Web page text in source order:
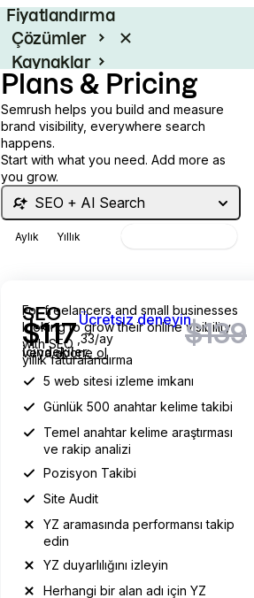
Fiyatlandırma
Çözümler
Kaynaklar
Kurumsal
Plans & Pricing
Semrush helps you build and measure
brand visibility, everywhere search
happens.
Start with what you need. Add more as
you grow.
SEO + AI Search
Aylık Yıllık
SEO
For freelancers and small businesses
looking to grow their online visibility
with SEO
$117 ,33/ay
yıllık faturalandırma
$139
Ücretsiz deneyin
veyaabone ol
İçindekiler:
5 web sitesi izleme imkanı
Günlük 500 anahtar kelime takibi
Temel anahtar kelime araştırması
ve rakip analizi
Pozisyon Takibi
Site Audit
YZ aramasında performansı takip
edin
YZ duyarlılığını izleyin
Herhangi bir alan adı için YZ